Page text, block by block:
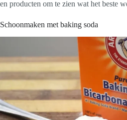
en producten om te zien wat het beste
Schoonmaken met baking soda